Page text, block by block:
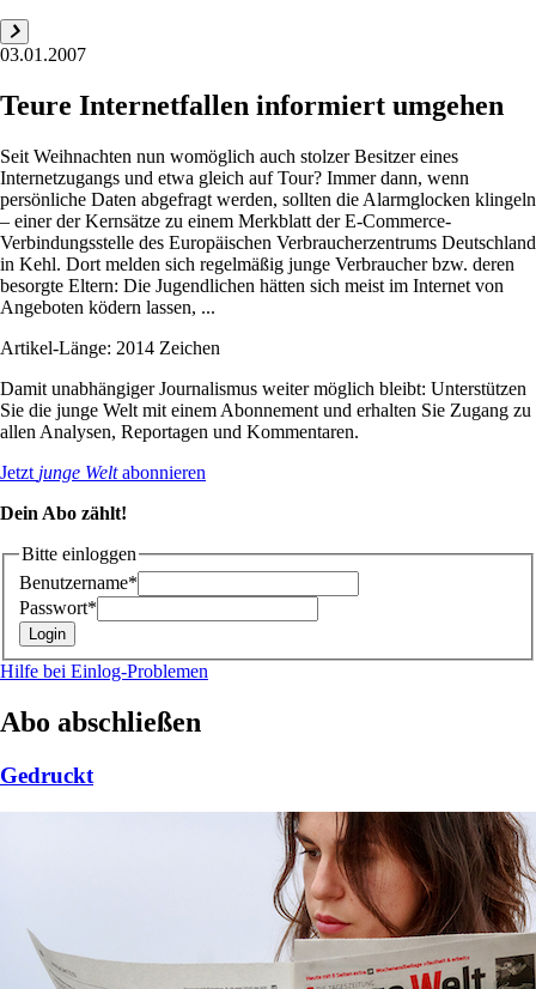
03.01.2007
Teure Internetfallen informiert umgehen
Seit Weihnachten nun womöglich auch stolzer Besitzer eines
Internetzugangs und etwa gleich auf Tour? Immer dann, wenn
persönliche Daten abgefragt werden, sollten die Alarmglocken klingeln
– einer der Kernsätze zu einem Merkblatt der E-Commerce-
Verbindungsstelle des Europäischen Verbraucherzentrums Deutschland
in Kehl. Dort melden sich regelmäßig junge Verbraucher bzw. deren
besorgte Eltern: Die Jugendlichen hätten sich meist im Internet von
Angeboten ködern lassen, ...
Artikel-Länge: 2014 Zeichen
Damit unabhängiger Journalismus weiter möglich bleibt: Unterstützen
Sie die junge Welt mit einem Abonnement und erhalten Sie Zugang zu
allen Analysen, Reportagen und Kommentaren.
Jetzt junge Weltabonnieren
Dein Abo zählt!
Bitte einloggen
Benutzername*
Passwort*
Hilfe bei Einlog-Problemen
Abo abschließen
Gedruckt